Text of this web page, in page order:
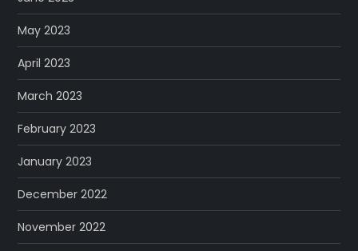
May 2023
April 2023
March 2023
February 2023
January 2023
December 2022
November 2022